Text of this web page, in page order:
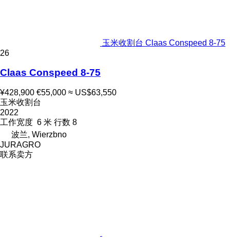
玉米收割台 Claas Conspeed 8-75
26
Claas Conspeed 8-75
¥428,900 €55,000 ≈ US$63,550
玉米收割台
2022
工作宽度 6 米 行数 8
波兰, Wierzbno
JURAGRO
联系卖方